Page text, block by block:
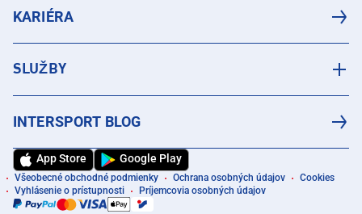
KARIÉRA
SLUŽBY
INTERSPORT BLOG
App Store Google Play
Všeobecné obchodné podmienky Ochrana osobných údajov
Cookies
Vyhlásenie o prístupnosti
Príjemcovia osobných údajov